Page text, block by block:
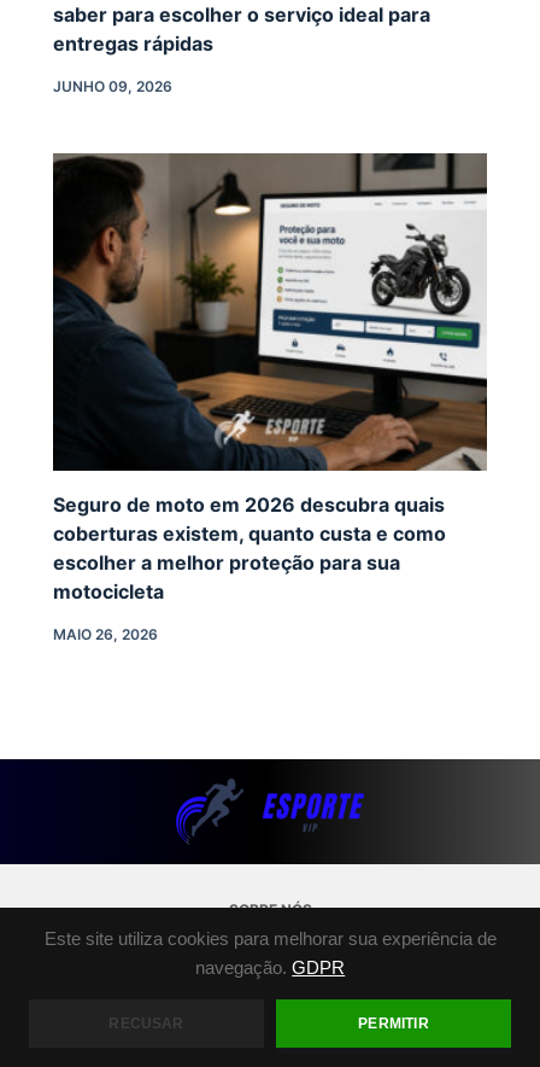
Este site utiliza cookies para melhorar sua experiência de
navegação. GDPR
RECUSAR PERMITIR
saber para escolher o serviço ideal para
entregas rápidas
JUNHO 09, 2026
Seguro de moto em 2026 descubra quais
coberturas existem, quanto custa e como
escolher a melhor proteção para sua
motocicleta
MAIO 26, 2026
SOBRE NÓS
POLÍTICA DE PRIVACIDADE
TERMOS E CONDIÇÕES
FALE CONOSCO